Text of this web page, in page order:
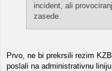
incident, ali
zasede.
Prvo, ne bi prekrsili rezim
poslali na administrativnu